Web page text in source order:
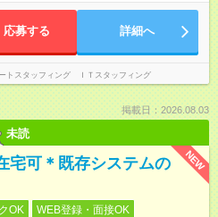
応募する 詳細へ
トスタッフィング ＩＴスタッフィング
掲載日：2026.08.03
未読
NEW
宅可＊既存システムの
OK WEB登録・面接OK